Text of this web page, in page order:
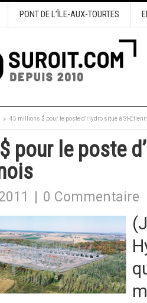
PONT DE L’ÎLE-AUX-TOURTES
45 millions $ pour le poste d’Hydro situé à St-
pour le poste
0 Commentaire